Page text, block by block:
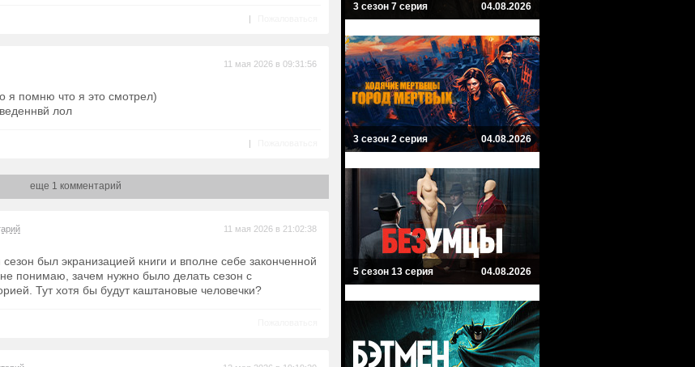
|
11 мая 2026 в 09:31:56
помню что я это смотрел)
лол
|
еще 1 комментарий
11 мая 2026 в 21:02:38
был экранизацией книги и вполне себе законченной
понимаю, зачем нужно было делать сезон с
Тут хотя бы будут каштановые человечки?
3 сезон 7 серия 04.08.2026
3 сезон 2 серия 04.08.2026
5 сезон 13 серия 04.08.2026